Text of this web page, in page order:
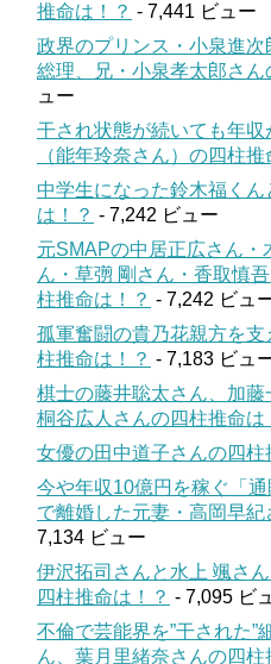
推命は！？ - 7,441 ビュー
政界のプリンス・小泉進
総理、兄・小泉孝太郎さん
ュー
干され状態が続いても年
（能年玲奈さん）の四柱推
中学生になった鈴木福く
は！？ - 7,242 ビュー
元SMAPの中居正広さん・
ん・草彅 剛さん・香取慎
柱推命は！？ - 7,242 ビュ
孤軍奮闘の貴乃花親方を
柱推命は！？ - 7,183 ビュ
棋士の藤井聡太さん、加藤
桐谷広人さんの四柱推命は
女優の田中道子さんの四柱
今や年収10億円を稼ぐ「
で離婚した元妻・高岡早紀
7,134 ビュー
伊沢拓司さんと水上 颯さ
四柱推命は！？ - 7,095 ビ
不倫で芸能界を”干された”
ん、葉月里緒奈さんの四柱